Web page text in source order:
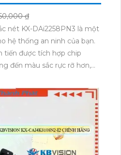
₫
nét KX-DAi2258PN3 là một
hệ thống an ninh của bạn.
tiến được tích hợp chip
đến màu sắc rực rỡ hơn,
hồng ngoại 150m cho
trong khi công nghệ
ảnh trở nên chuyên
lên đến 2.0 MP, camera
xuất sắc mà còn tiết kiệm
nén